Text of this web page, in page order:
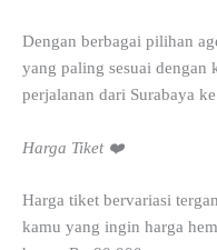
Dengan berbagai pilihan
yang paling sesuai dengan
perjalanan dari Surabaya
Harga Tiket ❤️
Harga tiket bervariasi
kamu yang ingin harga